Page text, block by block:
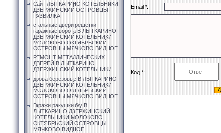
Сайт ЛЫТКАРИНО КОТЕЛЬНИКИ
ДЗЕРЖИНСКИЙ ОСТРОВЦЫ
РАЗВИЛКА
стальные двери решётки
гаражные ворота В ЛЫТКАРИНО
ДЗЕРЖИНСКИЙ КОТЕЛЬНИКИ
МОЛОКОВО ОКТЯБРЬСКИЙ
ОСТРОВЦЫ МЯЧКОВО ВИДНОЕ
РЕМОНТ МЕТАЛЛИЧЕСКИХ
ДВЕРЕЙ В ЛЫТКАРИНО
ДЗЕРЖИНСКИЙ КОТЕЛЬНИКИ
дрова берёзовые В ЛЫТКАРИНО
ДЗЕРЖИНСКИЙ КОТЕЛЬНИКИ
МОЛОКОВО ОКТЯБРЬСКИЙ
ОСТРОВЦЫ МЯЧКОВО ВИДНОЕ
Гаражи ракушки б/у В
ЛЫТКАРИНО ДЗЕРЖИНСКИЙ
КОТЕЛЬНИКИ МОЛОКОВО
ОКТЯБРЬСКИЙ ОСТРОВЦЫ
МЯЧКОВО ВИДНОЕ
Email *:
Код *: